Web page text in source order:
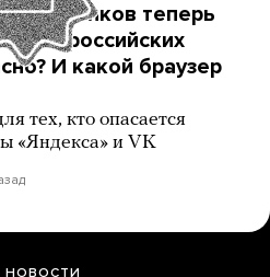
банков теперь
в российских
И какой браузер
тех, кто опасается
«Яндекса» и VK
НОВОСТИ